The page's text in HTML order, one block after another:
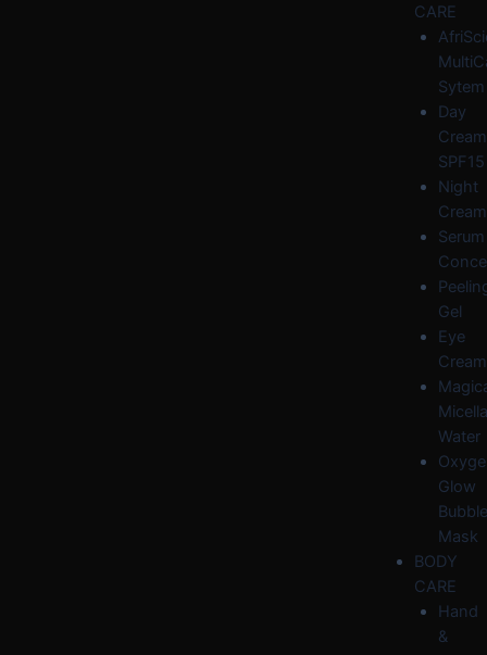
CARE
Sytem
Day
Cream
SPF15
Night
Cream
Serum
Gel
Eye
Cream
Water
Glow
Bubble
Mask
BODY
CARE
Hand
&